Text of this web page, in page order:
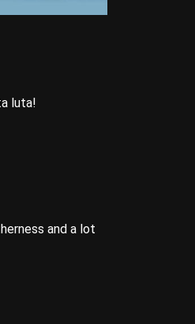
luta!
and a lot